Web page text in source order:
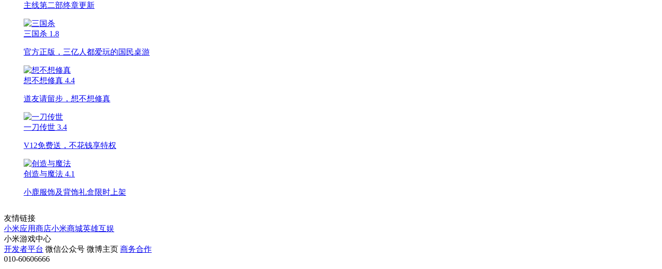
主线第二部终章更新
三国杀 1.8
官方正版，三亿人都爱玩的国民桌游
想不想修真 4.4
道友请留步，想不想修真
一刀传世 3.4
V12免费送，不花钱享特权
创造与魔法 4.1
小鹿服饰及背饰礼盒限时上架
友情链接
小米应用商店小米商城英雄互娱
小米游戏中心
开发者平台 微信公众号 微博主页 商务合作
010-60606666